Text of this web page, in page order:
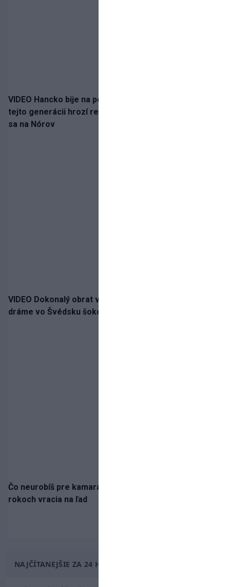
VIDEO Hancko bije na poplach! Zaspali sme dobu, po
tejto generácii hrozí reprezentačné prázdno. Pozrime
sa na Nórov
VIDEO Dokonalý obrat v nadstavenom čase! Slovan po
dráme vo Švédsku šokoval Mjällby a vezie výhru
Čo neurobíš pre kamaráta! Marián Hossa sa po troch
rokoch vracia na ľad
NAJČÍTANEJŠIE ZA 24 HODÍN